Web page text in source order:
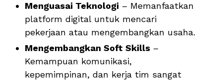
Menguasai Teknologi – Memanfaatkan
platform digital untuk mencari
pekerjaan atau mengembangkan usaha.
Mengembangkan Soft Skills –
Kemampuan komunikasi,
kepemimpinan, dan kerja tim sangat